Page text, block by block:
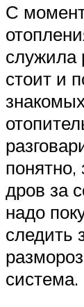
С
служила
стоит и
дров за
надо
следить
система.